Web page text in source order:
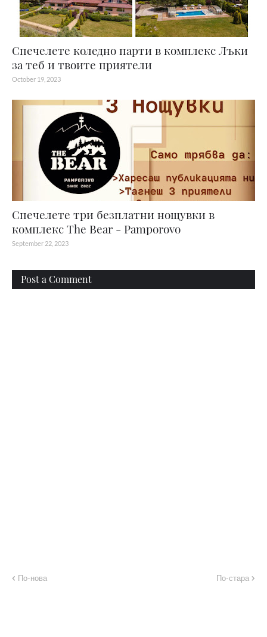
Спечелете коледно парти в комплекс Лъки
за теб и твоите приятели
October 19, 2023
Спечелете три безплатни нощувки в
комплекс The Bear - Pamporovo
September 22, 2023
Post a Comment
По-нова По-стара